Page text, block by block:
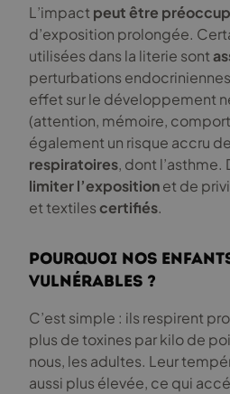
L’impact peut être
d’exposition prolongée.
utilisées dans la literie sont
perturbations
effet sur le développement
(attention, mémoire,
également un risque accru de
respiratoires, dont l’asthme.
limiter l’expositionet de
et textilescertifiés.
Pourquoi nos
vulnérables ?
C’est simple : ils respirent
plus de toxines par kilo de
nous, les adultes. Leur
aussi plus élevée, ce qui